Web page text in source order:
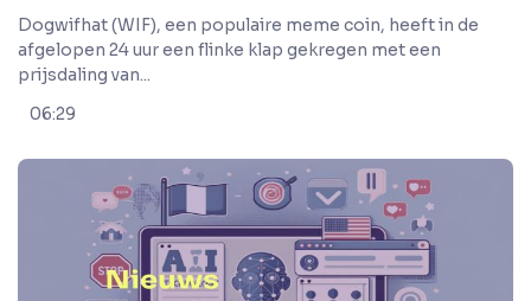
Dogwifhat (WIF), een populaire meme coin, heeft in de
afgelopen 24 uur een flinke klap gekregen met een
prijsdaling van...
06:29